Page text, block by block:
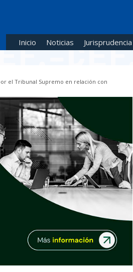
Inicio Noticias Jurisprudencia
el Tribunal Supremo en relación con